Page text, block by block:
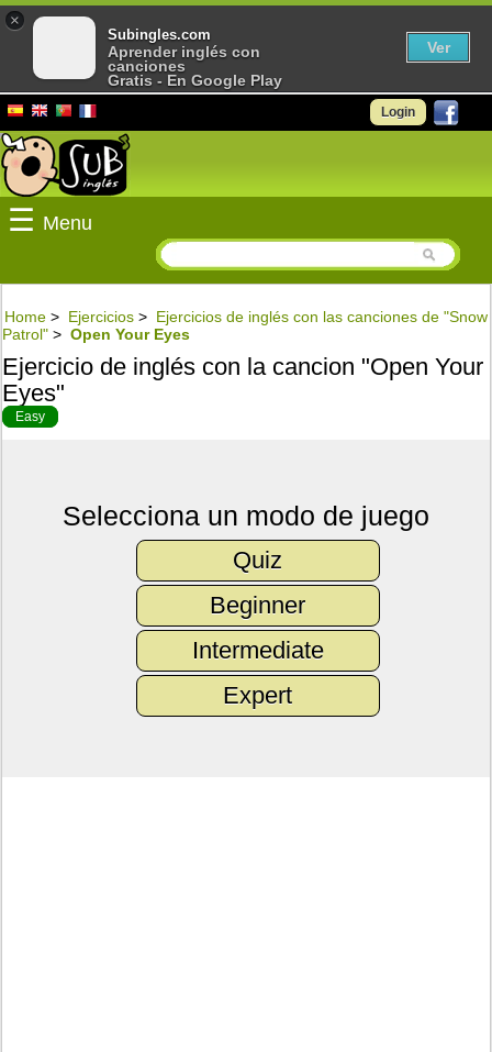
Login
☰ Menu
Home > Ejercicios > Ejercicios de inglés con las canciones de "Snow
Patrol" > Open Your Eyes
Ejercicio de inglés con la cancion "Open Your
Eyes"
Easy
Selecciona un modo de juego
Quiz
Beginner
Intermediate
Expert
×
Subingles.com
Aprender inglés con
canciones
Gratis - En Google Play
Ver